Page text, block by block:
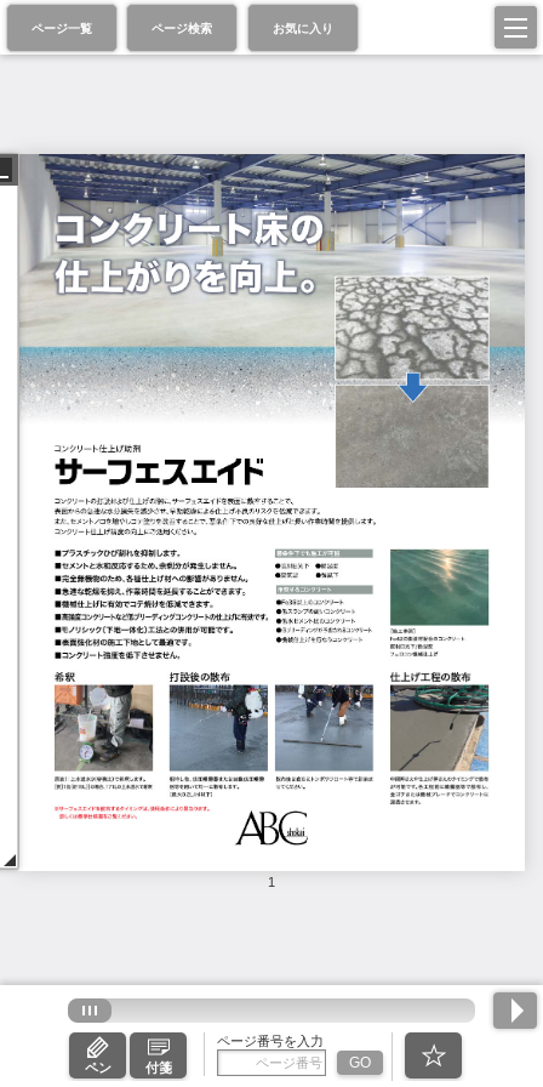
ページ一覧 ページ検索 お気に入り
1
ペン 付箋
ページ番号を入力
GO